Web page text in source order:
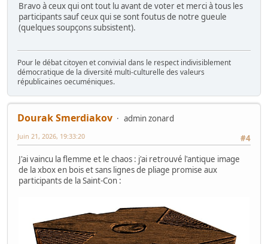
Bravo à ceux qui ont tout lu avant de voter et merci à tous les
participants sauf ceux qui se sont foutus de notre gueule
(quelques soupçons subsistent).
Pour le débat citoyen et convivial dans le respect indivisiblement
démocratique de la diversité multi-culturelle des valeurs
républicaines oecuméniques.
Dourak Smerdiakov
admin zonard
#4
Juin 21, 2026, 19:33:20
J'ai vaincu la flemme et le chaos : j'ai retrouvé l'antique image
de la xbox en bois et sans lignes de pliage promise aux
participants de la Saint-Con :